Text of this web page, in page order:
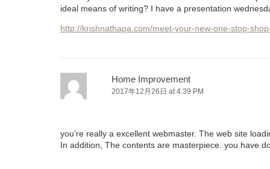
ideal means of writing? I have a presentation
http://krishnathapa.com/meet-your-new-one-stop-
Home Improvement
2017年12月26日 at 4:39 PM
you’re really a excellent webmaster. The web site
In addition, The contents are masterpiece. you have